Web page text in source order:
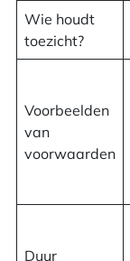
Wie houdt
toezicht?
Voorbeelden
van
voorwaarden
Duur